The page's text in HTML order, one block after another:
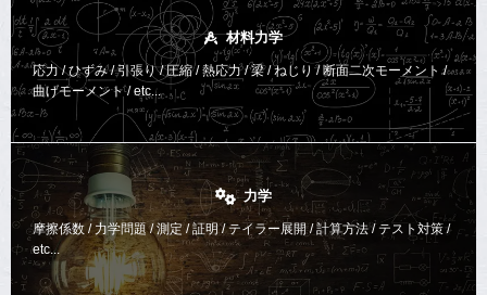
材料力学
応力 / ひずみ / 引張り / 圧縮 / 熱応力 / 梁 / ねじり /断面二次モーメント /
曲げモーメント /etc...
力学
摩擦係数 / 力学問題 / 測定 / 証明 / テイラー展開 / 計算方法 /テスト対策 /
etc...